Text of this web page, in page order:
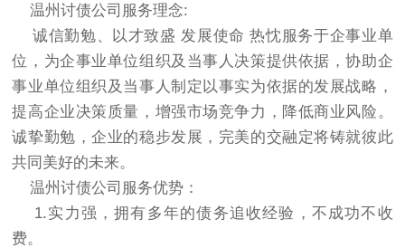
温州讨债公司服务理念:
诚信勤勉、以才致盛 发展使命 热忱服务于企事业单
位，为企事业单位组织及当事人决策提供依据，协助企
事业单位组织及当事人制定以事实为依据的发展战略，
提高企业决策质量，增强市场竞争力，降低商业风险。
诚挚勤勉，企业的稳步发展，完美的交融定将铸就彼此
共同美好的未来。
温州讨债公司服务优势：
1.实力强，拥有多年的债务追收经验，不成功不收
费。